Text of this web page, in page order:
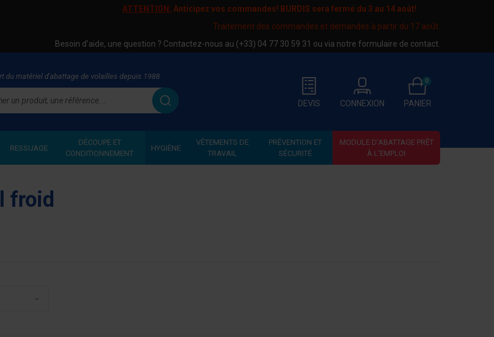
ATTENTION: Anticipez vos commandes! BURDIS sera fermé du 3 au 14 août!
Traitement des commandes et demandes à partir du 17 août.
Besoin d'aide, une question ? Contactez-nous au (+33) 04 77 30 59 31 ou via notre formulaire de contact
du matériel d'abattage de volailles depuis 1988
DEVIS CONNEXION PANIER
0
RESSUAGE
DÉCOUPE ET
CONDITIONNEMENT
HYGIÈNE
VÊTEMENTS DE
TRAVAIL
PRÉVENTION ET
SÉCURITÉ
MODULE D'ABATTAGE PRÊT
À L'EMPLOI
froid